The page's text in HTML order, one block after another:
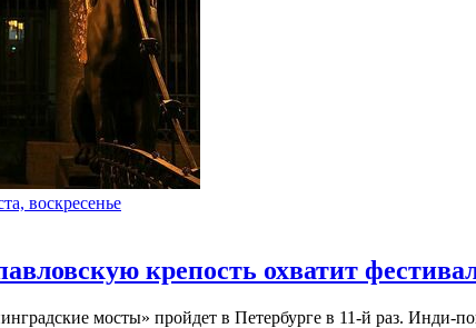
воскресенье
крепость охватит
мосты» пройдет в Петербурге в 11-й раз. Инди-